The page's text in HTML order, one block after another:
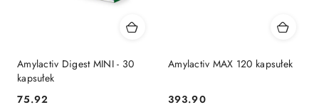
Amylactiv Digest MINI - 30
kapsułek
Cena:
75.92
Amylactiv MAX 120 kapsułek
Cena:
393.90